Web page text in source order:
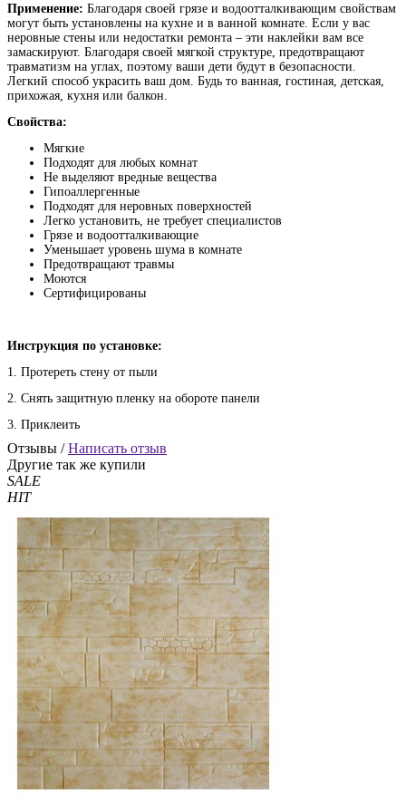
Применение: Благодаря своей грязе и водоотталкивающим свойствам
могут быть установлены на кухне и в ванной комнате. Если у вас
неровные стены или недостатки ремонта – эти наклейки вам все
замаскируют. Благодаря своей мягкой структуре, предотвращают
травматизм на углах, поэтому ваши дети будут в безопасности.
Легкий способ украсить ваш дом. Будь то ванная, гостиная, детская,
прихожая, кухня или балкон.
Свойства:
Мягкие
Подходят для любых комнат
Не выделяют вредные вещества
Гипоаллергенные
Подходят для неровных поверхностей
Легко установить, не требует специалистов
Грязе и водоотталкивающие
Уменьшает уровень шума в комнате
Предотвращают травмы
Моются
Сертифицированы
Инструкция по установке:
1. Протереть стену от пыли
2. Снять защитную пленку на обороте панели
3. Приклеить
Отзывы /Написать отзыв
Другие так же купили
SALE
HIT